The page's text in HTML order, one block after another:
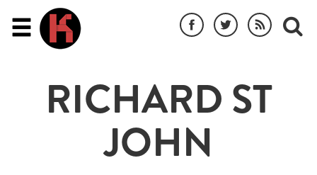
RICHARD ST
JOHN